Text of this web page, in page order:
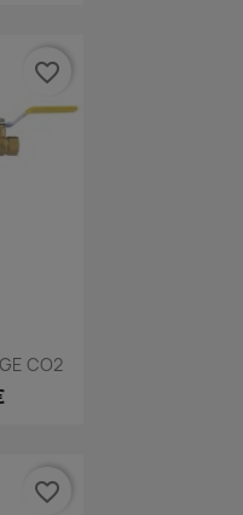
CO2
favorite_border
favorite_border